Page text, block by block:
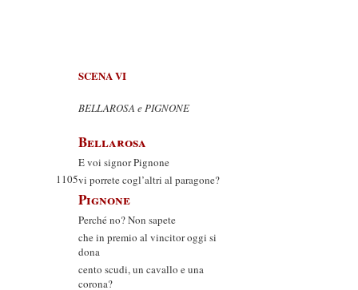
SCENA VI
BELLAROSA e PIGNONE
Bellarosa
E voi signor Pignone
1105vi porrete cogl’altri al paragone?
Pignone
Perché no? Non sapete
che in premio al vincitor oggi si
dona
cento scudi, un cavallo e una
corona?